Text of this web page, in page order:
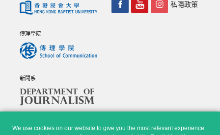
We use cookies on our website to give you the most relevant experience
傳理學院
新聞系
私隱政策